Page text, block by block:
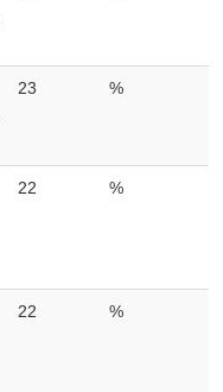
23 %
22 %
22 %